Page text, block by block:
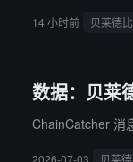
14 小时前 贝莱德
数据：贝莱
ChainCatcher 消
2026-07-03 贝莱